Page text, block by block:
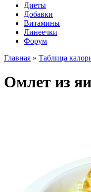
Диеты
Добавки
Витамины
Линеечки
Форум
Главная » Таблица
Омлет из